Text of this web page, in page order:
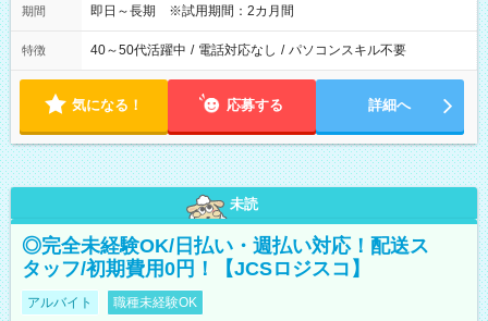
期間 即日～長期 ※試用期間：2カ月間
特徴 40～50代活躍中 / 電話対応なし / パソコンスキル不要
気になる！ 応募する 詳細へ
未読
◎完全未経験OK/日払い・週払い対応！配送ス
タッフ/初期費用0円！【JCSロジスコ】
アルバイト 職種未経験OK